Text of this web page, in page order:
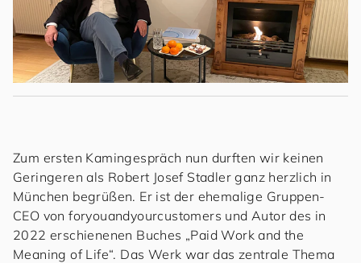
Zum ersten Kamingespräch nun durften wir keinen
Geringeren als Robert Josef Stadler ganz herzlich in
München begrüßen. Er ist der ehemalige Gruppen-
CEO vonforyouandyourcustomers und Autor des in
2022 erschienenen Buches „Paid Work and the
Meaning of Life“. Das Werk war das zentrale Thema